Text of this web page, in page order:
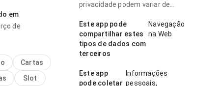
bronx idade gratis
a página parece
sem ficar pesada. O
parece prático e
em
de
Cartas
Slot
privacidade podem variar de
idade.
Este app pode
compartilhar estes
tipos de dados com
terceiros
Navegação
na Web
Este app
pode coletar
Informações
pessoais,